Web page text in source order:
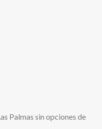
Palmas sin opciones de